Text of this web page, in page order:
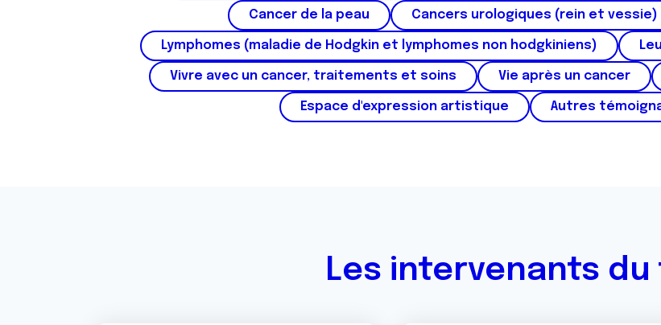
m
e
n
Cancer de la peau Cancers urologiques (rein et vessie)
Lymphomes (maladie de Hodgkin et lymphomes non hodgkiniens)
Vivre avec un cancer, traitements et soins Vie après un cancer
Espace d'expression artistique Autres
Les intervenants du